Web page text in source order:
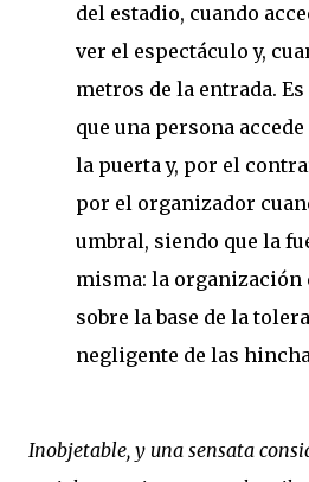
del estadio, cuando
ver el espectáculo y,
metros de la entrada.
que una persona
la puerta y, por el
por el organizador
umbral, siendo que la
misma: la organización
sobre la base de la
negligente de las
Inobjetable, y una sensata